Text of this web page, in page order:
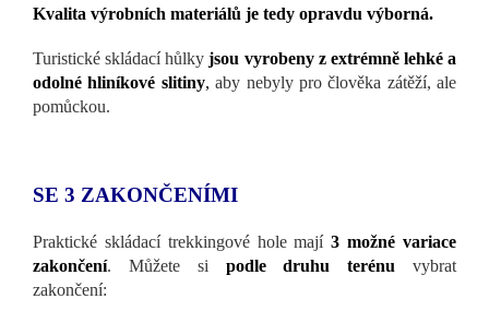
Kvalita výrobních materiálů je tedy opravdu výborná.
Turistické skládací hůlkyjsou vyrobeny z extrémně lehké a
odolné hliníkové slitiny, aby nebyly pro člověka zátěží, ale
pomůckou.
SE 3 ZAKONČENÍMI
Praktické skládací trekkingové hole mají3 možné variace
zakončení. Můžete si podle druhu terénu
vybrat
zakončení: